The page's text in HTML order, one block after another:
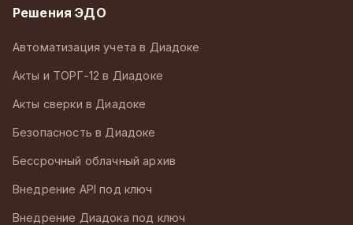
Решения ЭДО
Автоматизация учета в Диадоке
Акты и ТОРГ-12 в Диадоке
Акты сверки в Диадоке
Безопасность в Диадоке
Бессрочный облачный архив
Внедрение API под ключ
Внедрение Диадока под ключ